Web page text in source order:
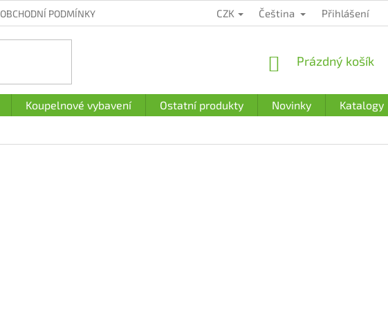
OBCHODNÍ PODMÍNKY PODMÍNKY OCHRANY OSOBNÍCH
CZK Čeština Přihlášení
NÁKUPNÍ
Prázdný košík
Koupelnové vybavení Ostatní produkty Novinky Katalogy